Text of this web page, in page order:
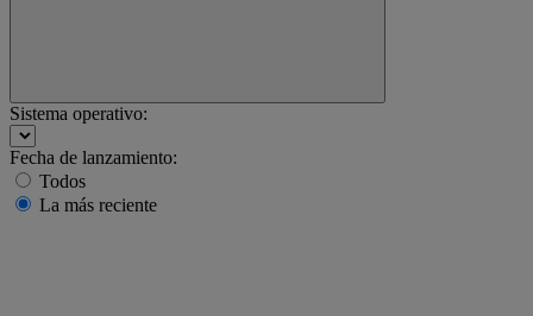
Sistema operativo:
Fecha de lanzamiento:
Todos
La más reciente